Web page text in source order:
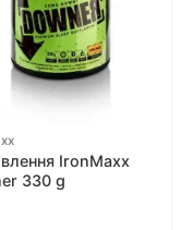
IronMaxx
330 g